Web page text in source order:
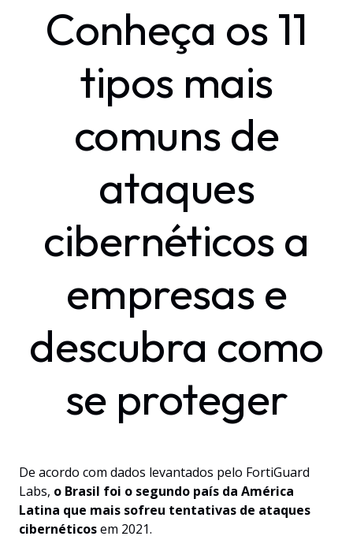
Conheça os 11
tipos mais
comuns de
ataques
cibernéticos a
empresas e
descubra como
se proteger
De acordo com dados levantados pelo FortiGuard
Labs, o Brasil foi o segundo país da América
Latina que mais sofreu tentativas de ataques
cibernéticosem 2021.